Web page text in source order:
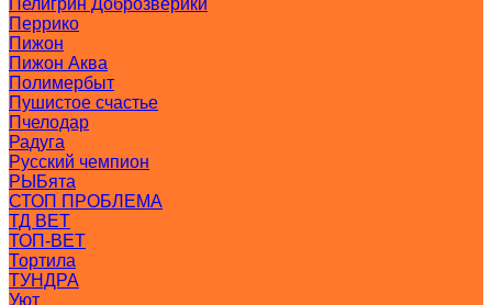
Пелигрин Доброзверики
Перрико
Пижон
Пижон Аква
Полимербыт
Пушистое счастье
Пчелодар
Радуга
Русский чемпион
РЫБята
СТОП ПРОБЛЕМА
ТД ВЕТ
ТОП-ВЕТ
Тортила
ТУНДРА
Уют